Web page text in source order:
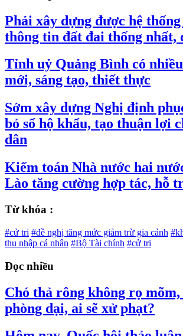
Phải xây dựng được hệ
thông tin đất đai thống nhất,
Tỉnh uỷ Quảng Bình có
mới, sáng tạo, thiết thực
Sớm xây dựng Nghị định
bỏ sổ hộ khẩu, tạo thuận lợi
dân
Kiểm toán Nhà nước hai
Lào tăng cường hợp tác, hỗ
Từ khóa :
#cử tri #đề nghị tăng mức giảm trừ gia cảnh
thu nhập cá nhân #Bộ Tài chính #cử tri
Đọc nhiều
Chó thả rông không rọ
phòng dại, ai sẽ xử phạt?